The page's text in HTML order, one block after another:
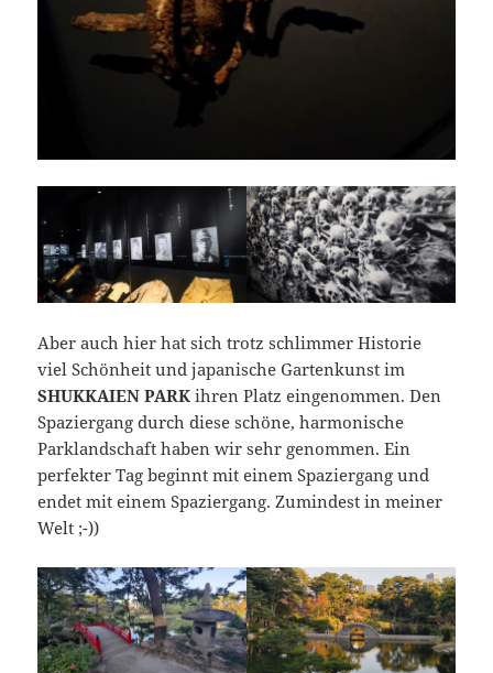
Aber auch hier hat sich trotz schlimmer Historie
viel Schönheit und japanische Gartenkunst im
SHUKKAIEN PARK ihren Platz eingenommen. Den
Spaziergang durch diese schöne, harmonische
Parklandschaft haben wir sehr genommen. Ein
perfekter Tag beginnt mit einem Spaziergang und
endet mit einem Spaziergang. Zumindest in meiner
Welt ;-))